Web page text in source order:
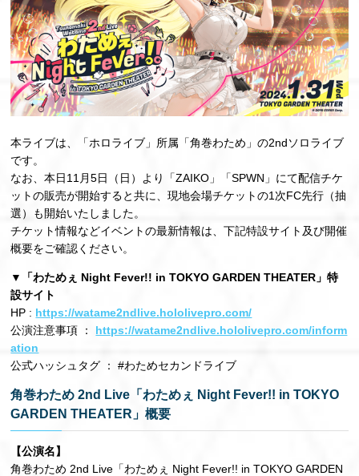
本ライブは、「ホロライブ」所属「角巻わため」の2ndソロライブ
です。
なお、本日11月5日（日）より「ZAIKO」「SPWN」にて配信チケ
ットの販売が開始すると共に、現地会場チケットの1次FC先行（抽
選）も開始いたしました。
チケット情報などイベントの最新情報は、下記特設サイト及び開催
概要をご確認ください。
▼「わためぇ Night Fever!! in TOKYO GARDEN THEATER」特
設サイト
HP : https://watame2ndlive.hololivepro.com/
公演注意事項 ： https://watame2ndlive.hololivepro.com/inform
ation
公式ハッシュタグ ： #わためセカンドライブ
角巻わため 2nd Live「わためぇ Night Fever!! in TOKYO
GARDEN THEATER」概要
【公演名】
角巻わため 2nd Live「わためぇ Night Fever!! in TOKYO GARDEN